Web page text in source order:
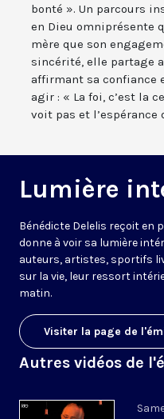
bonté ». Un parcours
en Dieu omniprésente
mère que son
sincérité, elle partage
affirmant sa confiance
agir : « La foi, c’est la
voit pas et l’espérance
Lumière
Bénédicte Delelis reçoit en
donne à voir sa lumière
auteurs, artistes, sportifs
sur la vie, leur ressort
matin.
Visiter la page de
Autres vidéos de